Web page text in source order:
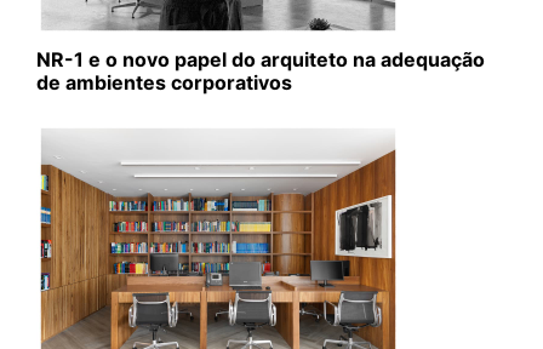
NR-1 e o novo papel do arquiteto na adequação
de ambientes corporativos